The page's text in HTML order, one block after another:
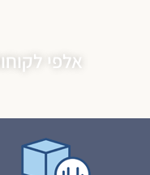
אלפי